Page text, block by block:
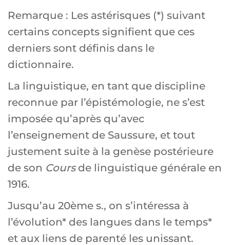
Remarque : Les astérisques (*) suivant
certains concepts signifient que ces
derniers sont définis dans le
dictionnaire.
La linguistique, en tant que discipline
reconnue par l’épistémologie, ne s’est
imposée qu’après qu’avec
l’enseignement de Saussure, et tout
justement suite à la genèse postérieure
de son Coursde linguistique générale en
1916.
Jusqu’au 20ème s., on s’intéressa à
l’évolution* des langues dans le temps*
et aux liens de parenté les unissant.